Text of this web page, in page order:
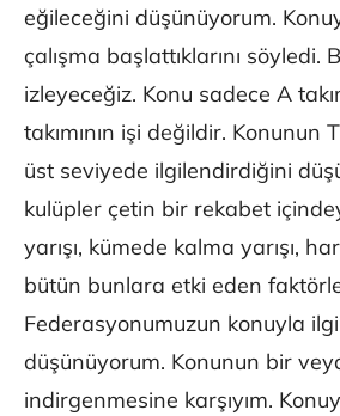
eğileceğini düşünüyorum.
çalışma başlattıklarını söyledi.
izleyeceğiz. Konu sadece A
takımının işi değildir. Konunun
üst seviyede ilgilendirdiğini
kulüpler çetin bir rekabet
yarışı, kümede kalma yarışı,
bütün bunlara etki eden
Federasyonumuzun konuyla
düşünüyorum. Konunun bir
indirgenmesine karşıyım.